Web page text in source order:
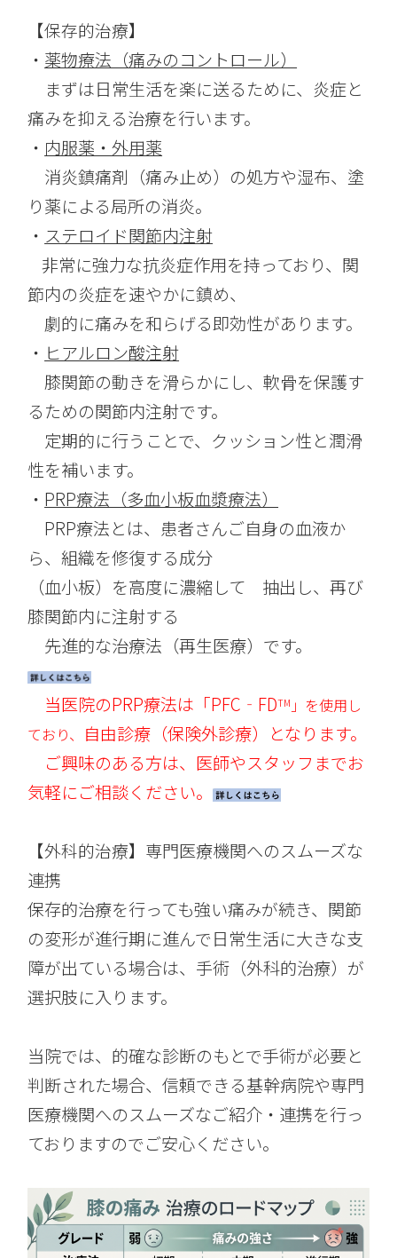
【保存的治療】
・ 薬物療法（痛みのコントロール）
まずは日常生活を楽に送るために、炎症と
痛みを抑える治療を行います。
・ 内服薬・外用薬
消炎鎮痛剤（痛み止め）の処方や湿布、塗
り薬による局所の消炎。
・ ステロイド関節内注射
非常に強力な抗炎症作用を持っており、関
節内の炎症を速やかに鎮め、
劇的に痛みを和らげる即効性があります。
・ ヒアルロン酸注射
膝関節の動きを滑らかにし、軟骨を保護す
るための関節内注射です。
定期的に行うことで、クッション性と潤滑
性を補います。
・ PRP療法（多血小板血漿療法）
PRP療法とは、患者さんご自身の血液か
ら、組織を修復する成分
（血小板）を高度に濃縮して 抽出し、再び
膝関節内に注射する
先進的な治療法（再生医療）です。
当医院のPRP療法は「PFC‐FDTM 」 を使用し
ており、 自由診療（保険外診療）となります。
ご興味のある方は、医師やスタッフまでお
気軽にご相談ください。
【外科的治療】 専門医療機関へのスムーズな
連携
保存的治療を行っても強い痛みが続き、関節
の変形が進行期に進んで日常生活に大きな支
障が出ている場合は、手術（外科的治療）が
選択肢に入ります。
当院では、的確な診断のもとで手術が必要と
判断された場合、信頼できる基幹病院や専門
医療機関へのスムーズなご紹介・連携を行っ
ておりますのでご安心ください。